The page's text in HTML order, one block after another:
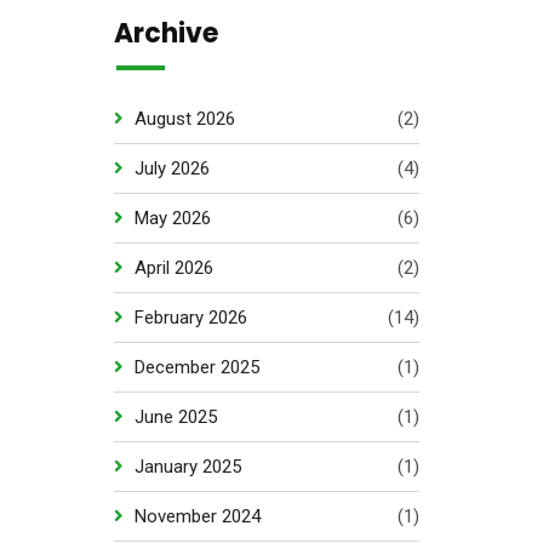
Archive
August 2026 (2)
July 2026 (4)
May 2026 (6)
April 2026 (2)
February 2026 (14)
December 2025 (1)
June 2025 (1)
January 2025 (1)
November 2024 (1)